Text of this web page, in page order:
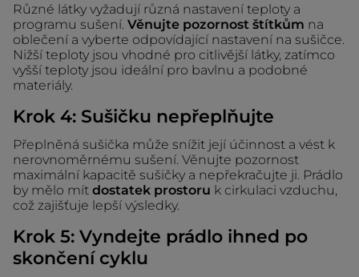
Různé látky vyžadují různá nastavení teploty a
programu sušení. Věnujte pozornost štítkům na
oblečení a vyberte odpovídající nastavení na sušičce.
Nižší teploty jsou vhodné pro citlivější látky, zatímco
vyšší teploty jsou ideální pro bavlnu a podobné
materiály.
Krok 4: Sušičku nepřeplňujte
Přeplněná sušička může snížit její účinnost a vést k
nerovnoměrnému sušení. Věnujte pozornost
maximální kapacitě sušičky a nepřekračujte ji. Prádlo
by mělo mít dostatek prostoru k cirkulaci vzduchu,
což zajišťuje lepší výsledky.
Krok 5: Vyndejte prádlo ihned po
skončení cyklu